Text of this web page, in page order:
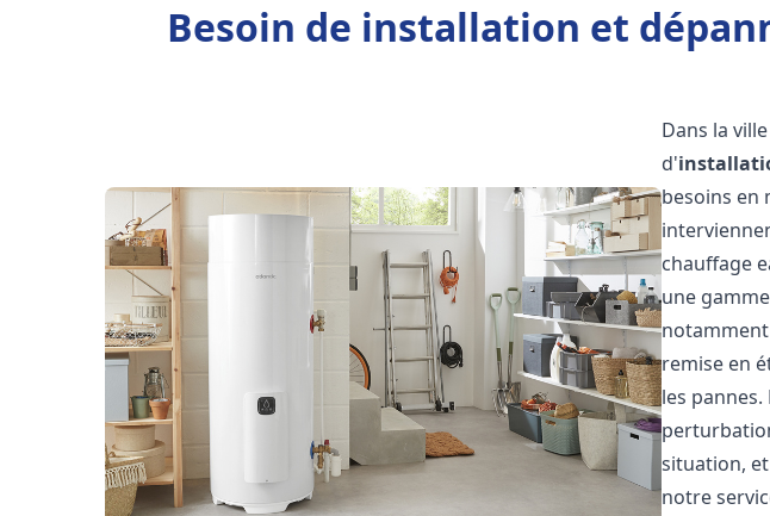
Besoin de installation et
Dans la
d'
besoins en
chauffage
une
remise en
les
situation,
notre